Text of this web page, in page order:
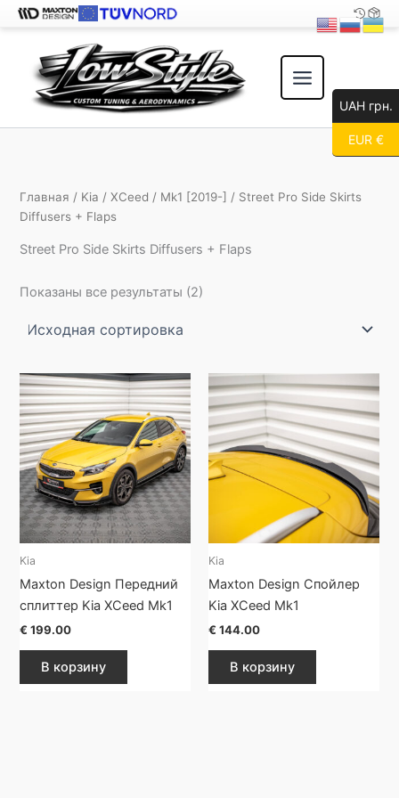
содержимому
Главная / Kia /XCeed / Mk1 [2019-] / Street Pro Side Skirts
Diffusers + Flaps
Street Pro Side Skirts Diffusers + Flaps
Показаны все результаты (2)
Kia
Maxton Design Передний
сплиттер Kia XCeed Mk1
€ 199.00
В корзину
Kia
Maxton Design Спойлер
Kia XCeed Mk1
€ 144.00
В корзину
UAH грн.
EUR €